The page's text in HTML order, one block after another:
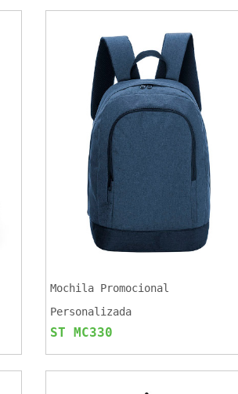
Mochila Promocional
Personalizada
ST MC330